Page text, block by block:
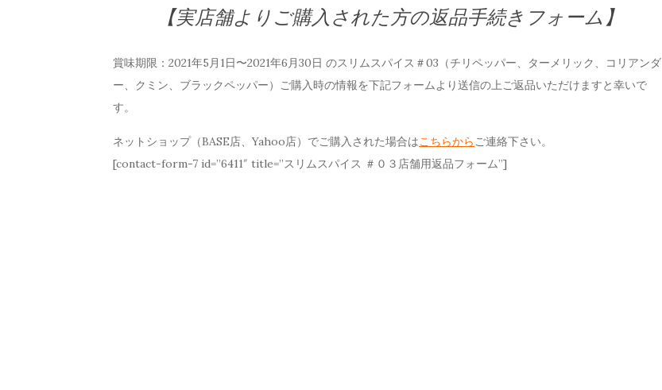
【実店舗よりご購入された方の返品手続きフォーム】
賞味期限：2021年5月1日〜2021年6月30日 のスリムスパイス＃03（チリペッパー、ターメリック、コリアンダ
ー、クミン、ブラックペッパー）ご購入時の情報を下記フォームより送信の上ご返品いただけますと幸いで
す。
ネットショップ（BASE店、Yahoo店）でご購入された場合はこちらから ご連絡下さい。
[contact-form-7 id=”6411″ title=”スリムスパイス ＃０３店舗用返品フォーム”]